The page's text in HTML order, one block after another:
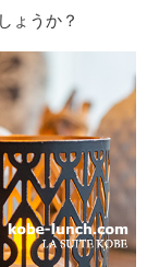
ょうか？